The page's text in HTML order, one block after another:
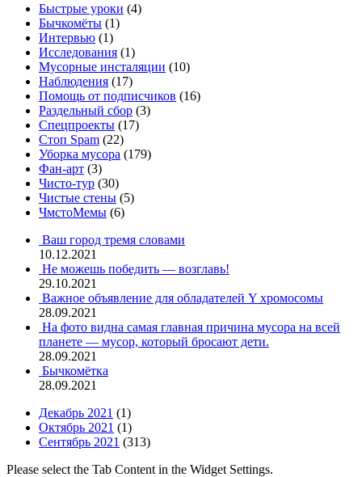
Быстрые уроки (4)
Бычкомёты (1)
Интервью (1)
Исследования (1)
Мусорные инсталяции (10)
Наблюдения (17)
Помощь от подписчиков (16)
Раздельный сбор (3)
Спецпроекты (17)
Стоп Spam (22)
Уборка мусора (179)
Фан-арт (3)
Чисто-тур (30)
Чистые стены (5)
ЧмстоМемы (6)
Ваш город тремя словами
10.12.2021
Не можешь победить — возглавь!
29.10.2021
Важное объявление для обладателей Y хромосомы
28.09.2021
На фото видна самая главная причина мусора на всей
планете — мусор, который бросают дети.
28.09.2021
Бычкомётка
28.09.2021
Декабрь 2021 (1)
Октябрь 2021 (1)
Сентябрь 2021 (313)
Please select the Tab Content in the Widget Settings.